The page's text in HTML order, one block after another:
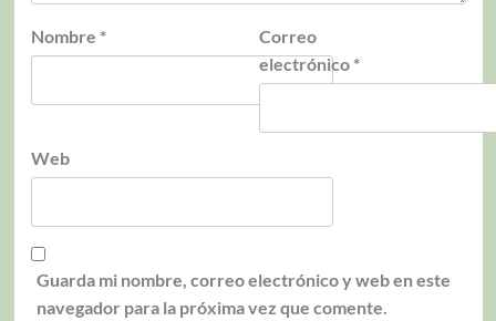
Nombre *
Correo
electrónico *
Web
Guarda mi nombre, correo electrónico y web en este
navegador para la próxima vez que comente.